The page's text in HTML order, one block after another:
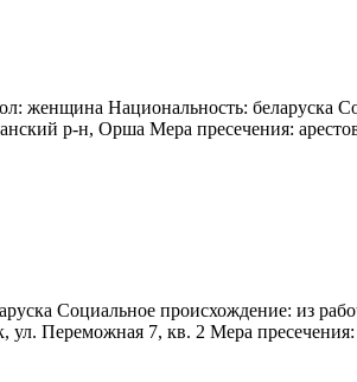
женщина Национальность: беларуска
р-н, Орша Мера пресечения:
Социальное происхождение: из
Переможная 7, кв. 2 Мера пресечения: